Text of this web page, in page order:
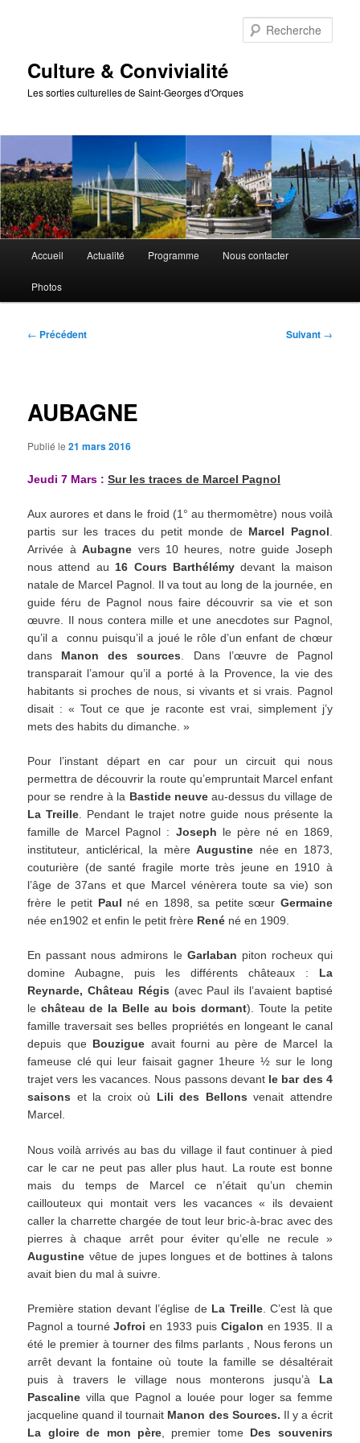
Culture & Convivialité
Les sorties culturelles de Saint-Georges d'Orques
principal
Accueil Actualité Programme Nous contacter
Photos
Navigation
← Précédent Suivant →
AUBAGNE
Publié le21 mars 2016
Jeudi 7 Mars : Sur les traces de Marcel Pagnol
Aux aurores et dans le froid (1° au thermomètre) nous voilà
partis sur les traces du petit monde de Marcel Pagnol
Arrivée àAubagne vers 10 heures, notre guide Joseph
nous attend au 16 Cours Barthélémydevant la maison
natale de Marcel Pagnol. Il va tout au long de la journée, en
guide féru de Pagnol nous faire découvrir sa vie et son
œuvre. Il nous contera mille et une anecdotes sur Pagnol,
qu’il a connu puisqu’il a joué le rôle d’un enfant de chœur
dans Manon des sources . Dans l’œuvre de Pagnol
transparait l’amour qu’il a porté à la Provence, la vie des
habitants si proches de nous, si vivants et si vrais. Pagnol
disait : « Tout ce que je raconte est vrai, simplement j’y
mets des habits du dimanche. »
Pour l’instant départ en car pour un circuit qui nous
permettra de découvrir la route qu’empruntait Marcel enfant
pour se rendre à la Bastide neuveau-dessus du village de
La Treille. Pendant le trajet notre guide nous présente la
famille de Marcel Pagnol : Joseph le père né en 1869,
instituteur, anticlérical, la mèreAugustine née en 1873,
couturière (de santé fragile morte très jeune en 1910 à
l’âge de 37ans et que Marcel vénèrera toute sa vie) son
frère le petit Paul né en 1898, sa petite sœur Germaine
née en1902 et enfin le petit frère René né en 1909.
En passant nous admirons le Garlaban piton rocheux qui
domine Aubagne, puis les différents châteaux : La
Reynarde, Château Régis (avec Paul ils l’avaient baptisé
le château de la Belle au bois dormant). Toute la petite
famille traversait ses belles propriétés en longeant le canal
depuis que Bouzigue avait fourni au père de Marcel la
fameuse clé qui leur faisait gagner 1heure ½ sur le long
trajet vers les vacances. Nous passons devant le bar des 4
saisons et la croix où Lili des Bellons venait attendre
Marcel.
Nous voilà arrivés au bas du village il faut continuer à pied
car le car ne peut pas aller plus haut. La route est bonne
mais du temps de Marcel ce n’était qu’un chemin
caillouteux qui montait vers les vacances « ils devaient
caller la charrette chargée de tout leur bric-à-brac avec des
pierres à chaque arrêt pour éviter qu’elle ne recule »
Augustine vêtue de jupes longues et de bottines à talons
avait bien du mal à suivre.
Première station devant l’église de La Treille. C’est là que
Pagnol a tournéJofroi en 1933 puis Cigalon en 1935. Il a
été le premier à tourner des films parlants , Nous ferons un
arrêt devant la fontaine où toute la famille se désaltérait
puis à travers le village nous monterons jusqu’à La
Pascaline villa que Pagnol a louée pour loger sa femme
jacqueline quand il tournait Manon des Sources. Il y a écrit
La gloire de mon père , premier tome Des souvenirs